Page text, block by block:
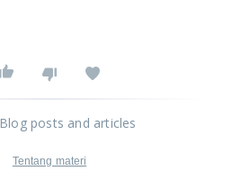
Blog posts and articles
Tentang materi